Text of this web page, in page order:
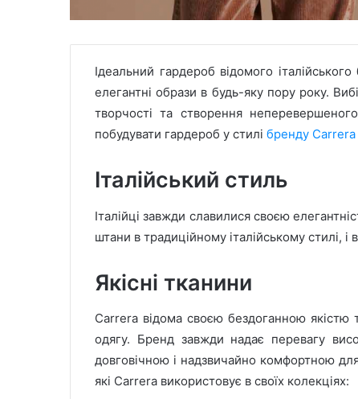
Ідеальний гардероб відомого
елегантні образи в будь-яку пору року.
творчості та створення
побудувати гардероб у стилі бренду Carrera
Італійський стиль
Італійці завжди славилися своєю
штани в традиційному італійському стилі, і
Якісні тканини
Carrera відома своєю бездоганною якістю
одягу. Бренд завжди надає перевагу
довговічною і надзвичайно комфортною
які Carrera використовує в своїх колекціях: